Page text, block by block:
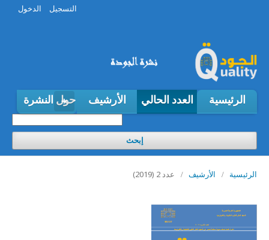
الرئيسية العدد الحالي الأرشيف حول النشرة
إبحث
التسجيل الدخول
الرئيسية الأرشيف / عدد 2 (2019)